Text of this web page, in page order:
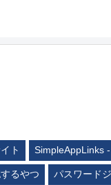
ト SimpleAppLinks
るやつ パスワード